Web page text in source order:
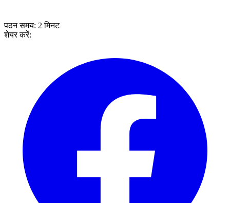
पठन समय: 2 मिनट
शेयर करें: